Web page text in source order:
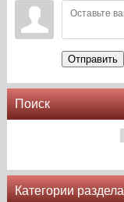
Отправить
Поиск
Категории раздела